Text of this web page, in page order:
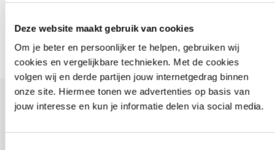
Deze website maakt gebruik van cookies
Om je beter en persoonlijker te helpen, gebruiken wij
cookies en vergelijkbare technieken. Met de cookies
volgen wij en derde partijen jouw internetgedrag binnen
onze site. Hiermee tonen we advertenties op basis van
jouw interesse en kun je informatie delen via social media.
S Sport. Light Tourer en S Cafe. En met 61 pk bij 7.500 tpm en een
effectief ABS is deze unieke lijn Vulcans even rap als veilig.
Colors